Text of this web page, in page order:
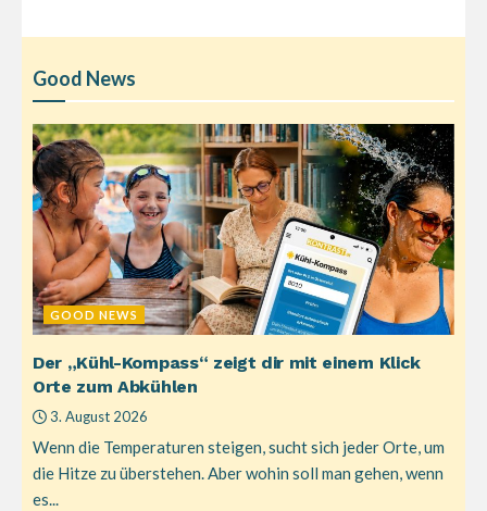
Good News
GOOD NEWS
Der „Kühl-Kompass“ zeigt dir mit einem Klick
Orte zum Abkühlen
3. August 2026
Wenn die Temperaturen steigen, sucht sich jeder Orte, um
die Hitze zu überstehen. Aber wohin soll man gehen, wenn
es...